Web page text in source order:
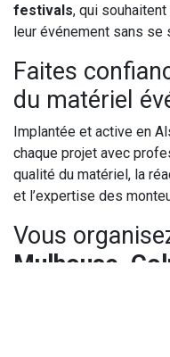
festivals, qui
leur événement sans se
Faites
du matériel
Implantée et active en
chaque projet avec
qualité du matériel, la
et l’expertise des
Vous
Mulhouse,